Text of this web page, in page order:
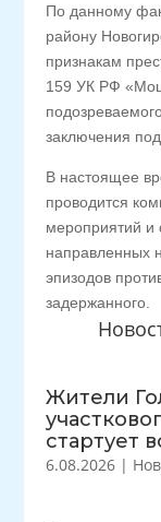
Жители
стартует
6.08.2026 |
По данному
району
признакам
159 УК РФ
заключения под
В настоящее
проводится
мероприятий и
направленных
эпизодов
задержанного.